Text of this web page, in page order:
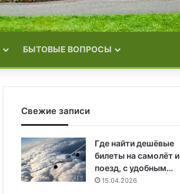
БЫТОВЫЕ ВОПРОСЫ
Свежие записи
Где найти дешёвые
билеты на самолёт и
поезд, с удобным…
15.04.2026